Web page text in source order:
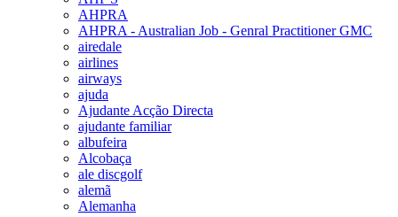
AHPRA
AHPRA - Australian Job - Genral Practitioner GMC
airedale
airlines
airways
ajuda
Ajudante Acção Directa
ajudante familiar
albufeira
Alcobaça
ale discgolf
alemã
Alemanha